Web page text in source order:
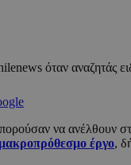
όταν αναζητάς
να ανέλθουν
έργο,